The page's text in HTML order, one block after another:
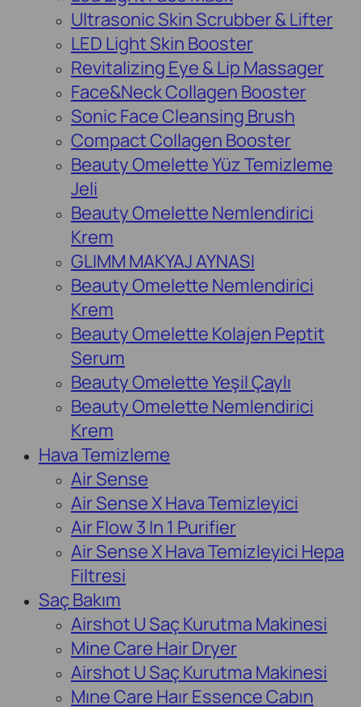
Ultrasonic Skin Scrubber & Lifter
LED Light Skin Booster
Revitalizing Eye & Lip Massager
Face&Neck Collagen Booster
Sonic Face Cleansing Brush
Compact Collagen Booster
Beauty Omelette Yüz Temizleme
Jeli
Beauty Omelette Nemlendirici
Krem
GLIMM MAKYAJ AYNASI
Beauty Omelette Nemlendirici
Krem
Beauty Omelette Kolajen Peptit
Serum
Beauty Omelette Yeşil Çaylı
Beauty Omelette Nemlendirici
Krem
Hava Temizleme
Air Sense
Air Sense X Hava Temizleyici
Air Flow 3 In 1 Purifier
Air Sense X Hava Temizleyici Hepa
Filtresi
Saç Bakım
Airshot U Saç Kurutma Makinesi
Mine Care Hair Dryer
Airshot U Saç Kurutma Makinesi
Mıne Care Haır Essence Cabın